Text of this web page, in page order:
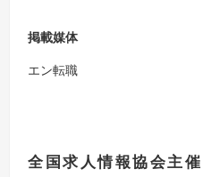
掲載媒体
エン転職
全国求人情報協会主催